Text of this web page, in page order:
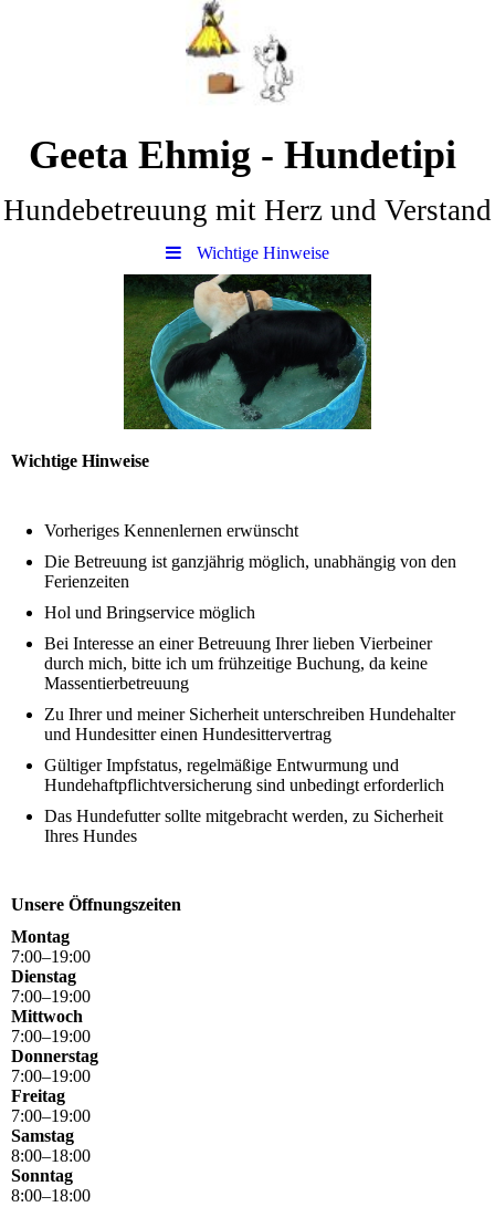
Geeta Ehmig - Hundetipi
Hundebetreuung mit Herz und Verstand
Wichtige Hinweise
Wichtige Hinweise
Vorheriges Kennenlernen erwünscht
Die Betreuung ist ganzjährig möglich, unabhängig von den
Ferienzeiten
Hol und Bringservice möglich
Bei Interesse an einer Betreuung Ihrer lieben Vierbeiner
durch mich, bitte ich um frühzeitige Buchung, da keine
Massentierbetreuung
Zu Ihrer und meiner Sicherheit unterschreiben Hundehalter
und Hundesitter einen Hundesittervertrag
Gültiger Impfstatus, regelmäßige Entwurmung und
Hundehaftpflichtversicherung sind unbedingt erforderlich
Das Hundefutter sollte mitgebracht werden, zu Sicherheit
Ihres Hundes
Unsere Öffnungszeiten
Montag
7:00–19:00
Dienstag
7:00–19:00
Mittwoch
7:00–19:00
Donnerstag
7:00–19:00
Freitag
7:00–19:00
Samstag
8:00–18:00
Sonntag
8:00–18:00